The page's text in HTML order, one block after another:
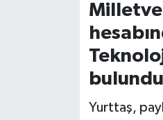
Yurttaş,